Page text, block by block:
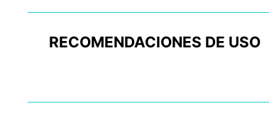
RECOMENDACIONES DE USO